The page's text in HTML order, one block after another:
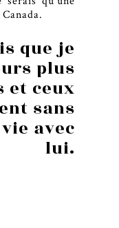
que je
plus
et ceux
sans
avec
lui.